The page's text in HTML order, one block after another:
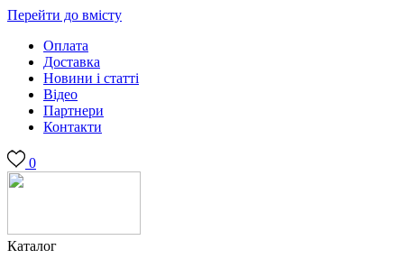
Перейти до вмісту
Оплата
Доставка
Новини і статті
Відео
Партнери
Контакти
0
Каталог